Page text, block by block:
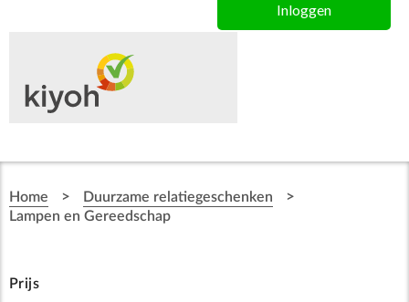
Inloggen
Home > Duurzame relatiegeschenken >
Lampen en Gereedschap
Prijs